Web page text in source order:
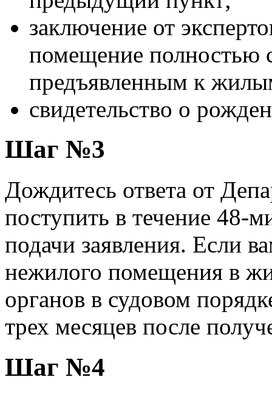
заключение от
помещение полностью
предъявленным к
свидетельство о
Шаг №3
Дождитесь ответа от
поступить в течение 48-
подачи заявления. Если
нежилого помещения в
органов в судовом
трех месяцев после
Шаг №4